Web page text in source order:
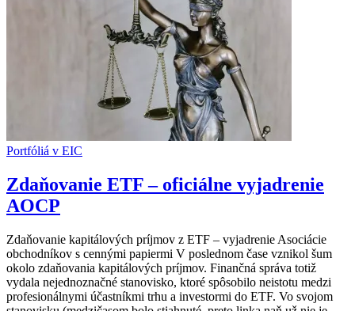
Portfóliá v EIC
Zdaňovanie ETF – oficiálne vyjadrenie
AOCP
Zdaňovanie kapitálových príjmov z ETF – vyjadrenie Asociácie
obchodníkov s cennými papiermi V poslednom čase vznikol šum
okolo zdaňovania kapitálových príjmov. Finančná správa totiž
vydala nejednoznačné stanovisko, ktoré spôsobilo neistotu medzi
profesionálnymi účastníkmi trhu a investormi do ETF. Vo svojom